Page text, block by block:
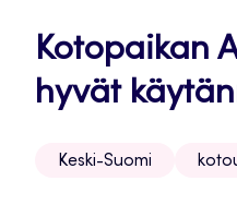
Kotopaikan
hyvät
Keski-Suomi